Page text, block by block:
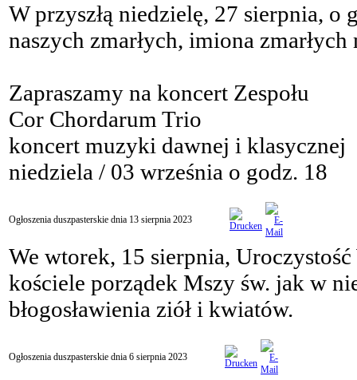
W przyszłą niedzielę, 27 sierpnia, o
naszych zmarłych, imiona
Zapraszamy na koncert Zespołu
Cor Chordarum Trio
koncert muzyki dawnej i klasycznej
niedziela / 03 września o godz. 18
Ogłoszenia duszpasterskie dnia 13 sierpnia 2023
We wtorek, 15 sierpnia,
kościele porządek Mszy św. jak w
błogosławienia ziół i kwiatów.
Ogłoszenia duszpasterskie dnia 6 sierpnia 2023